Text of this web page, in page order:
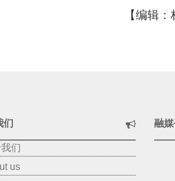
【编辑：
们
们
us
融